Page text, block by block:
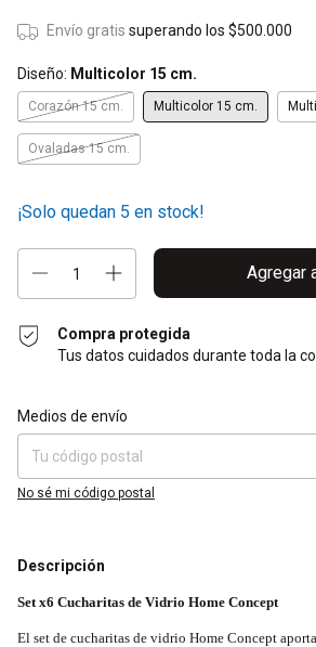
Envío gratis superando los $500.000
Diseño: Multicolor 15 cm.
Corazón 15 cm. Multicolor 15 cm.
Ovaladas 15 cm.
¡Solo quedan 5 en stock!
Compra protegida
Tus datos cuidados durante toda la
Entregas para el CP:
Medios de envío
No sé mi código postal
Descripción
Set x6 Cucharitas de Vidrio Home Concept
El set de cucharitas de vidrio Home Concept